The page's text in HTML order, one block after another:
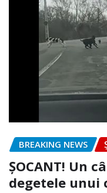
BREAKING NEWS
ȘOCANT! Un
degetele unui